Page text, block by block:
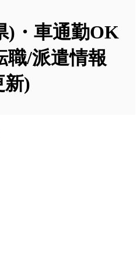
)・車通勤OK
職/派遣情報
新)